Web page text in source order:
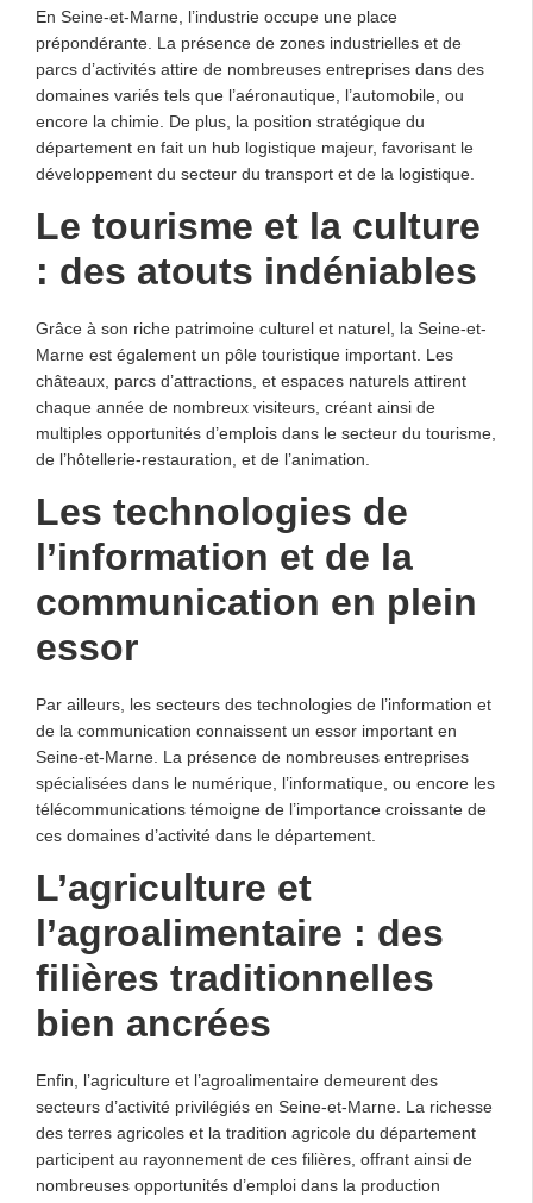
En Seine-et-Marne, l’industrie occupe une place
prépondérante. La présence de zones industrielles et de
parcs d’activités attire de nombreuses entreprises dans des
domaines variés tels que l’aéronautique, l’automobile, ou
encore la chimie. De plus, la position stratégique du
département en fait un hub logistique majeur, favorisant le
développement du secteur du transport et de la logistique.
Le tourisme et la culture
: des atouts indéniables
Grâce à son riche patrimoine culturel et naturel, la Seine-et-
Marne est également un pôle touristique important. Les
châteaux, parcs d’attractions, et espaces naturels attirent
chaque année de nombreux visiteurs, créant ainsi de
multiples opportunités d’emplois dans le secteur du tourisme,
de l’hôtellerie-restauration, et de l’animation.
Les technologies de
l’information et de la
communication en plein
essor
Par ailleurs, les secteurs des technologies de l’information et
de la communication connaissent un essor important en
Seine-et-Marne. La présence de nombreuses entreprises
spécialisées dans le numérique, l’informatique, ou encore les
télécommunications témoigne de l’importance croissante de
ces domaines d’activité dans le département.
L’agriculture et
l’agroalimentaire : des
filières traditionnelles
bien ancrées
Enfin, l’agriculture et l’agroalimentaire demeurent des
secteurs d’activité privilégiés en Seine-et-Marne. La richesse
des terres agricoles et la tradition agricole du département
participent au rayonnement de ces filières, offrant ainsi de
nombreuses opportunités d’emploi dans la production